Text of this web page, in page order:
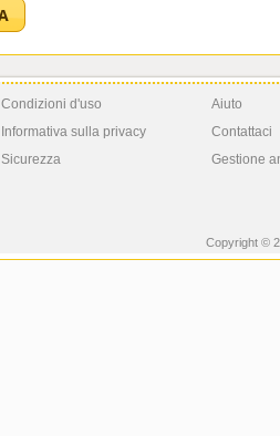
Condizioni d'uso
Informativa sulla privacy
Sicurezza
Aiuto
Contattaci
Gestione
Copyright ©